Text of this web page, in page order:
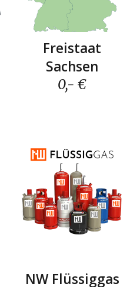
Freistaat
Sachsen
0,- €
NW Flüssiggas